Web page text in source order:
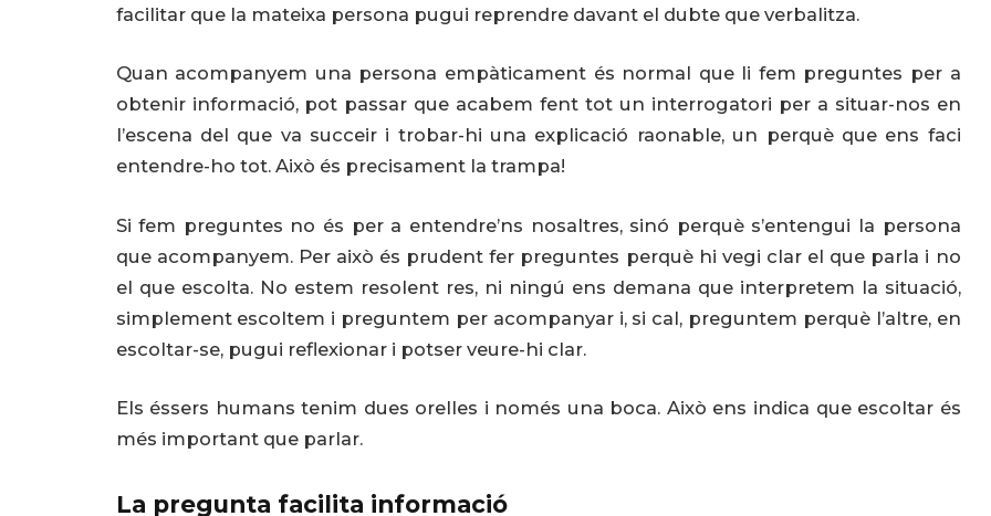
facilitar que la mateixa persona pugui reprendre davant el dubte que verbalitza.
Quan acompanyem una persona empàticament és normal que li fem preguntes per a
obtenir informació, pot passar que acabem fent tot un interrogatori per a situar-nos en
l’escena del que va succeir i trobar-hi una explicació raonable, un perquè que ens faci
entendre-ho tot. Això és precisament la trampa!
Si fem preguntes no és per a entendre’ns nosaltres, sinó perquè s’entengui la persona
que acompanyem. Per això és prudent fer preguntes perquè hi vegi clar el que parla i no
el que escolta. No estem resolent res, ni ningú ens demana que interpretem la situació,
simplement escoltem i preguntem per acompanyar i, si cal, preguntem perquè l’altre, en
escoltar-se, pugui reflexionar i potser veure-hi clar.
Els éssers humans tenim dues orelles i només una boca. Això ens indica que escoltar és
més important que parlar.
La pregunta facilita informació